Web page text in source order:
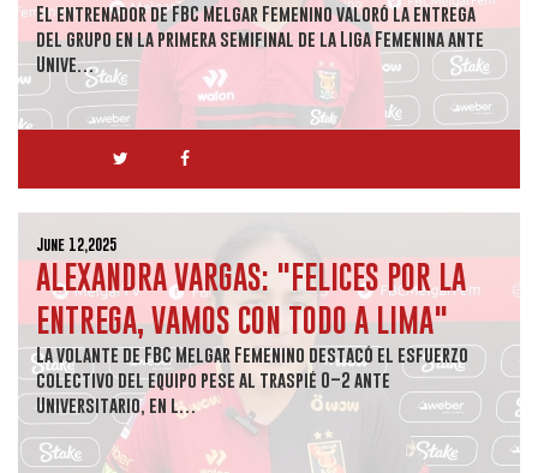
El entrenador de FBC Melgar Femenino valoró la entrega
del grupo en la primera semifinal de la Liga Femenina ante
Unive…
June 12,2025
ALEXANDRA VARGAS: "FELICES POR LA
ENTREGA, VAMOS CON TODO A LIMA"
La volante de FBC Melgar Femenino destacó el esfuerzo
colectivo del equipo pese al traspié 0–2 ante
Universitario, en l…